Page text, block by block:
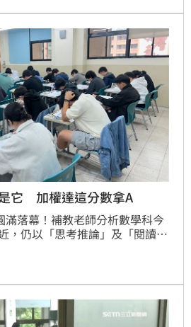
年自然科勝負關鍵。
它 加權達這分數拿A
滿落幕！補教老師分析數學科今
，仍以「思考推論」及「閱讀理
中間偏易」。不過由於高分競爭